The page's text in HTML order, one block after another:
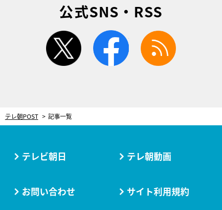
公式SNS・RSS
twitter facebook
テレ朝POST 記事一覧
テレビ朝日 テレ朝動画
お問い合わせ サイト利用規約